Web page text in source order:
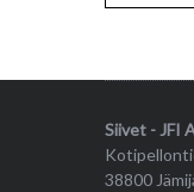
Siivet - JFI
38800